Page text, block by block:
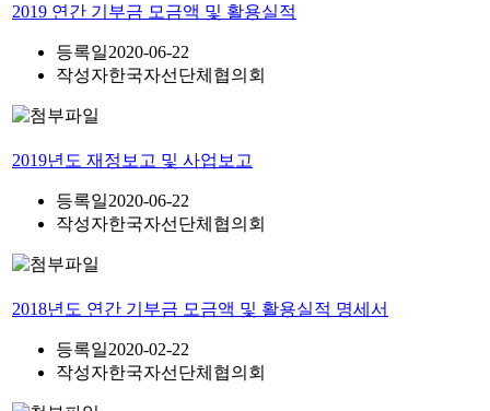
2019 연간 기부금 모금액 및 활용실적
등록일2020-06-22
작성자한국자선단체협의회
2019년도 재정보고 및 사업보고
등록일2020-06-22
작성자한국자선단체협의회
2018년도 연간 기부금 모금액 및 활용실적 명세서
등록일2020-02-22
작성자한국자선단체협의회